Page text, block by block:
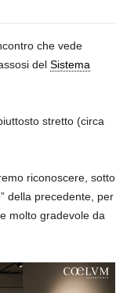
che vede
del Sistema
stretto (circa
riconoscere, sotto
della precedente, per
molto gradevole da